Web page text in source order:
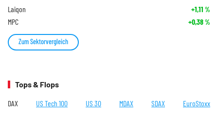
Laiqon +1,11 %
MPC +0,38%
Zum Sektorvergleich
Tops & Flops
DAX US Tech 100 US 30 MDAX SDAX EuroStoxx